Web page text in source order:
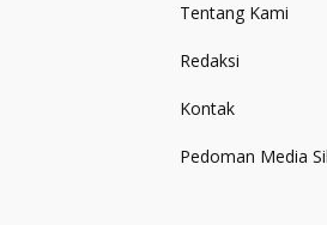
Tentang Kami
Redaksi
Kontak
Pedoman Media